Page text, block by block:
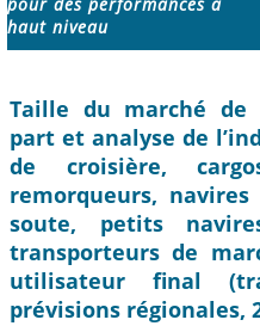
pour des performances à
haut niveau
Taille du marché de
part et analyse de
de croisière,
remorqueurs,
soute, petits
transporteurs de
utilisateur final
prévisions régionales,